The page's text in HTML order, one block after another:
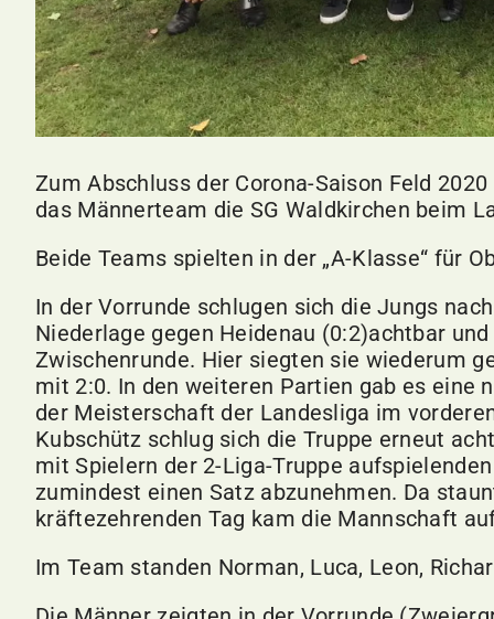
Zum Abschluss der Corona-Saison Feld
das Männerteam die SG Waldkirchen beim
Beide Teams spielten in der „A-Klasse“ für
In der Vorrunde schlugen sich die Jungs
Niederlage gegen Heidenau (0:2)achtbar
Zwischenrunde. Hier siegten sie wiederum
mit 2:0. In den weiteren Partien gab es eine
der Meisterschaft der Landesliga im
Kubschütz schlug sich die Truppe erneut
mit Spielern der 2-Liga-Truppe
zumindest einen Satz abzunehmen. Da
kräftezehrenden Tag kam die Mannschaft
Im Team standen Norman, Luca, Leon,